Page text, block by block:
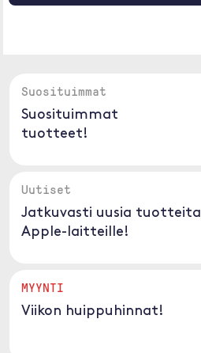
Suosituimmat
Suosituimmat
tuotteet!
Uutiset
Jatkuvasti uusia tuotteita
Apple-laitteille!
MYYNTI
Viikon huippuhinnat!